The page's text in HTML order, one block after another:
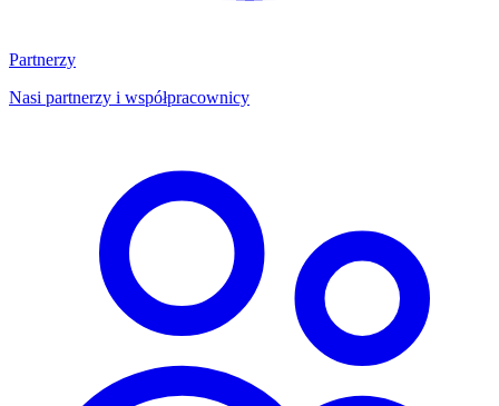
Partnerzy
Nasi partnerzy i współpracownicy